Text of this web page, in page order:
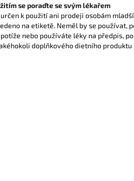
se poraďte se svým lékařem
k použití ani prodeji osobám
na etiketě. Neměl by se používat,
nebo používáte léky na předpis,
doplňkového dietního